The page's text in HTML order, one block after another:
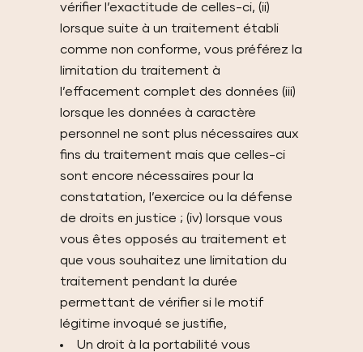
vérifier l’exactitude de celles-ci, (ii)
lorsque suite à un traitement établi
comme non conforme, vous préférez la
limitation du traitement à
l’effacement complet des données (iii)
lorsque les données à caractère
personnel ne sont plus nécessaires aux
fins du traitement mais que celles-ci
sont encore nécessaires pour la
constatation, l’exercice ou la défense
de droits en justice ; (iv) lorsque vous
vous êtes opposés au traitement et
que vous souhaitez une limitation du
traitement pendant la durée
permettant de vérifier si le motif
légitime invoqué se justifie,
Un droit à la portabilité vous